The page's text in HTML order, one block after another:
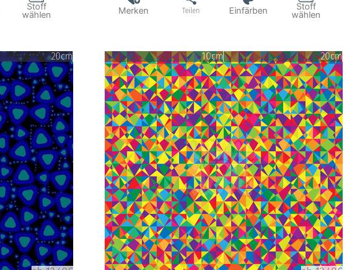
Stoff
wählen Merken Teilen Einfärben Stoff
wählen
20cm 10cm 20cm